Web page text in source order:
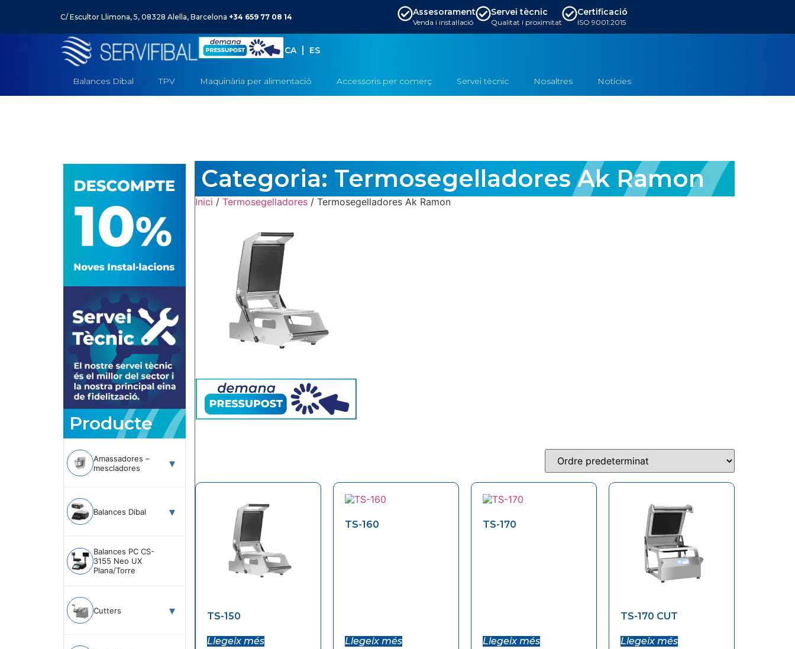
C/ Escultor Llimona, 5, 08328 Alella, Barcelona +34 659 77 08 14 Assesorament
Venda i instal·lació
Servei tècnic
Qualitat i proximitat
Certificació
ISO 9001:2015
CA ES
Balances Dibal TPV Maquinària per alimentació Accessoris per comerç Servei tècnic Nosaltres Notícies
Producte
Amassadores –
mescladores
Balances Dibal
Balances PC CS-
3155 Neo UX
Plana/Torre
Cutters
Categoria: Termosegelladores Ak Ramon
Inici / Termosegelladores / Termosegelladores Ak Ramon
TS-150
Llegeix més
TS-160
Llegeix més
TS-170
Llegeix més
TS-170 CUT
Llegeix més